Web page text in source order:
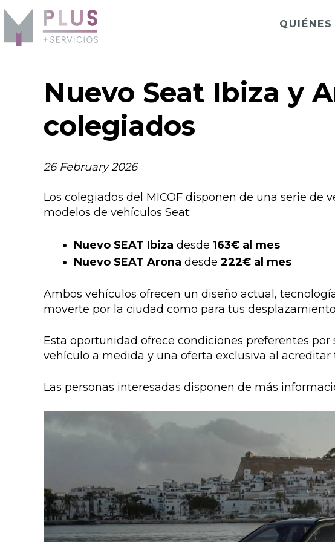
Nuevo Seat Ibiza y
colegiados
26 February 2026
Los colegiados del MICOF disponen de una serie
modelos de vehículos Seat:
Nuevo SEAT Ibiza desde 163€ al mes
Nuevo SEAT Arona desde 222€ al mes
Ambos vehículos ofrecen un diseño actual,
moverte por la ciudad como para tus
Esta oportunidad ofrece condiciones preferentes
vehículo a medida y una oferta exclusiva al acreditar
Las personas interesadas disponen de más